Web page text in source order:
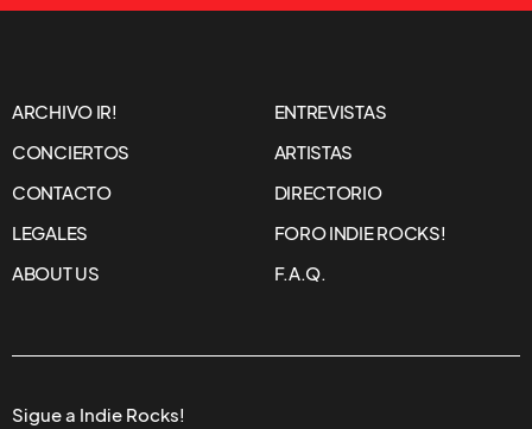
ARCHIVO IR!
ENTREVISTAS
CONCIERTOS
ARTISTAS
CONTACTO
DIRECTORIO
LEGALES
FORO INDIE ROCKS!
ABOUT US
F.A.Q.
Sigue a Indie Rocks!